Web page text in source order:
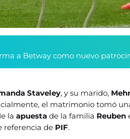
a Betway como nuevo
Staveley, y su marido,
el matrimonio tomó
laapuestade la familia Reuben
referencia de PIF.